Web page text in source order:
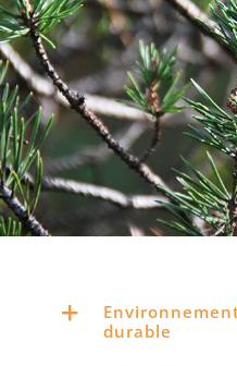
durable